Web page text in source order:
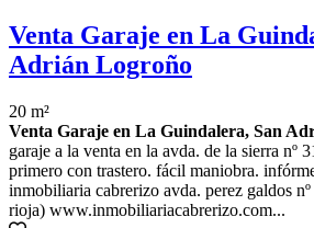
Venta Garaje en La
Adrián Logroño
20 m²
Venta Garaje en La Guindalera, San
garaje a la venta en la avda. de la sierra nº
primero con trastero. fácil maniobra.
inmobiliaria cabrerizo avda. perez galdos
rioja) www.inmobiliariacabrerizo.com...